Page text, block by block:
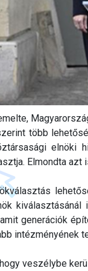
több
elnöki
Elmondta azt
generációk
intézményének
veszélybe